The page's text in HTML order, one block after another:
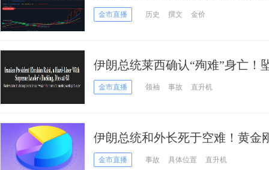
价 黄金最新日内交易分析
金市直播 历史 撰文 金价
伊朗总统莱西确认“殉难”身亡！
黄金破阻后挑战2460
金市直播 领袖 事故 直升机
伊朗总统和外长死于空难！黄金
美元 A股黄金股暴拉
金市直播 事故 具体位置 直升机